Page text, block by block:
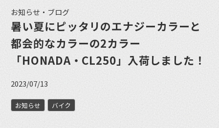
お知らせ・ブログ
暑い夏にピッタリのエナジーカラーと
都会的なカラーの2カラー
「HONADA・CL250」入荷しました！
2023/07/13
お知らせ バイク